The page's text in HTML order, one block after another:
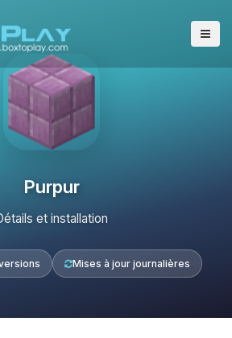
Purpur
et installation
Mises à jour journalières